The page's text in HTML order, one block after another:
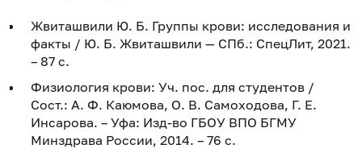
Жвиташвили Ю. Б. Группы крови: исследования и
факты / Ю. Б. Жвиташвили — СПб.: СпецЛит, 2021.
– 87 с.
Физиология крови: Уч. пос. для студентов /
Сост.: А. Ф. Каюмова, О. В. Самоходова, Г. Е.
Инсарова. – Уфа: Изд-во ГБОУ ВПО БГМУ
Минздрава России, 2014. – 76 с.